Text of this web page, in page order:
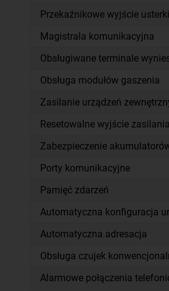
Przekaźnikowe wyjście usterki
Magistrala komunikacyjna
Obsługiwane terminale
Obsługa modułów gaszenia
Zasilanie urządzeń
Resetowalne wyjście zasilania
Zabezpieczenie
Porty komunikacyjne
Pamięć zdarzeń
Automatyczna konfiguracja
Automatyczna adresacja
Obsługa czujek
Alarmowe połączenia